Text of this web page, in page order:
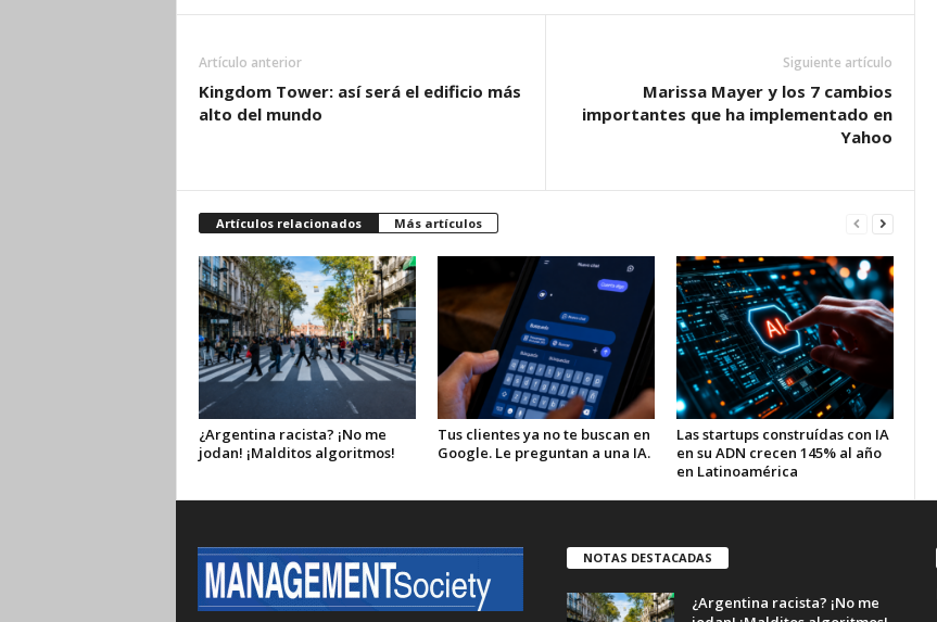
Artículo anterior
Kingdom Tower: así será el edificio más
alto del mundo
Siguiente artículo
Marissa Mayer y los 7 cambios
importantes que ha implementado en
Yahoo
Artículos relacionados Más artículos
¿Argentina racista? ¡No me
jodan! ¡Malditos algoritmos!
Tus clientes ya no te buscan en
Google. Le preguntan a una IA.
Las startups construídas con IA
en su ADN crecen 145% al año
en Latinoamérica
NOTAS DESTACADAS
¿Argentina racista? ¡No me